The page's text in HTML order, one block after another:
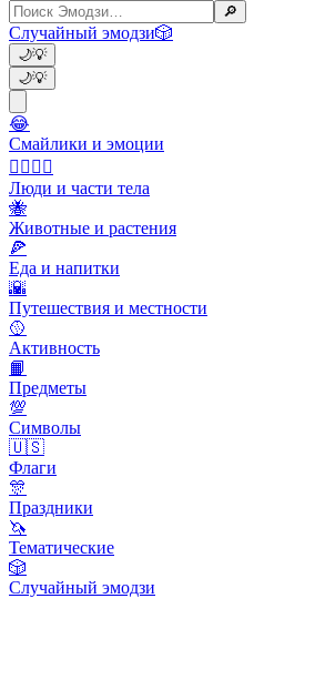
🔎
Случайный эмодзи🎲
🌙💡
🌙💡
😂
Смайлики и эмоции
👩‍❤️‍💋‍👨
Люди и части тела
🐝
Животные и растения
🍕
Еда и напитки
🌇
Путешествия и местности
🥎
Активность
📙
Предметы
💯
Символы
🇺🇸
Флаги
🎊
Праздники
🦄
Тематические
🎲
Случайный эмодзи